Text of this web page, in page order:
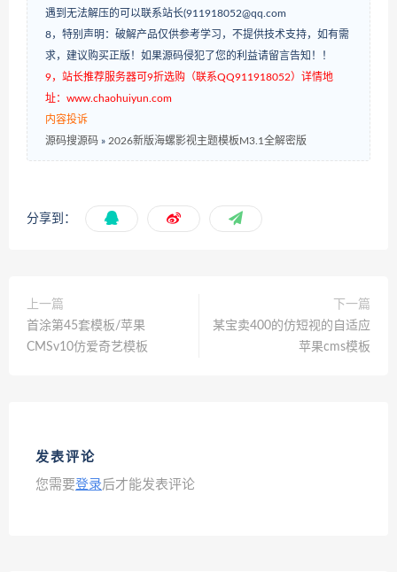
遇到无法解压的可以联系站长(911918052@qq.com
8，特别声明：破解产品仅供参考学习，不提供技术支持，如有需
求，建议购买正版！如果源码侵犯了您的利益请留言告知！！
9，站长推荐服务器可9折选购（联系QQ911918052）详情地
址：www.chaohuiyun.com
内容投诉
源码搜源码 » 2026新版海螺影视主题模板M3.1全解密版
分享到：
上一篇
首涂第45套模板/苹果
CMSv10仿爱奇艺模板
下一篇
某宝卖400的仿短视的自适应
苹果cms模板
发表评论
您需要登录后才能发表评论